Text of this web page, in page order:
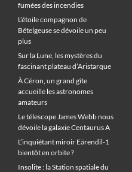
fumées des incendies
L’étoile compagnon de
Bételgeuse se dévoile un peu
plus
Sur la Lune, les mystères du
fascinant plateau d’Aristarque
À Céron, un grand gîte
accueille les astronomes
amateurs
Le télescope James Webb nous
dévoile la galaxie Centaurus A
L’inquiétant miroir Eärendil-1
bientôt en orbite ?
Insolite : la Station spatiale du